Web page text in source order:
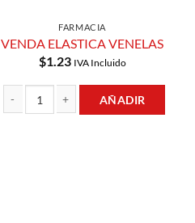
FARMACIA
VENDA ELASTICA VENELAS
$1.23 IVA Incluido
AÑADIR